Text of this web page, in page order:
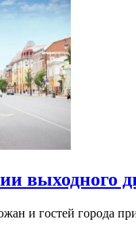
выходного
и гостей города